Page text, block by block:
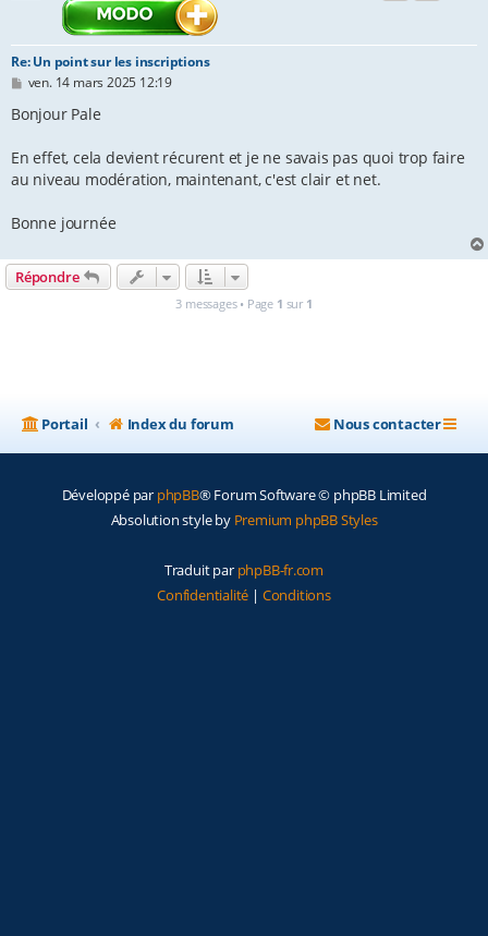
Re: Un point sur les inscriptions
M
s
g
e
ven. 14 mars 2025 12:19
Bonjour Pale
En effet, cela devient récurent et je ne savais pas quoi trop faire
au niveau modération, maintenant, c'est clair et net.
Bonne journée
Répondre
3 messages • Page 1 sur 1
Portail Index du forum Nous contacter
Développé par phpBB® Forum Software © phpBB Limited
Absolution style by Premium phpBB Styles
Traduit par phpBB-fr.com
Confidentialité | Conditions